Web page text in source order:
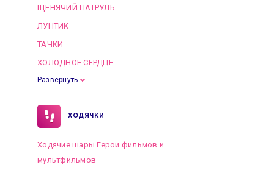
ЩЕНЯЧИЙ ПАТРУЛЬ
ЛУНТИК
ТАЧКИ
ХОЛОДНОЕ СЕРДЦЕ
Развернуть
ХОДЯЧКИ
Ходячие шары Герои фильмов и
мультфильмов